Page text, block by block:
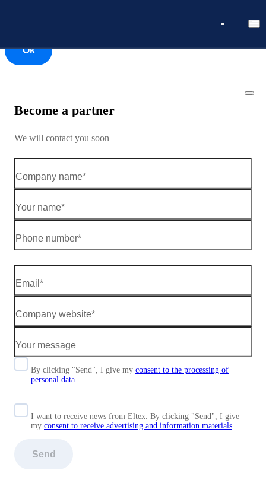
Ok
Become a partner
We will contact you soon
By clicking "Send", I give my consent to the processing of
personal data
I want to receive news from Eltex. By clicking "Send", I give
my consent to receive advertising and information materials
Send